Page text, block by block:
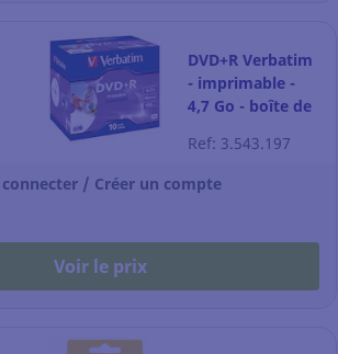
DVD+R Verbatim
- imprimable -
4,7 Go - boîte de
Ref: 3.543.197
connecter / Créer un compte
Voir le prix